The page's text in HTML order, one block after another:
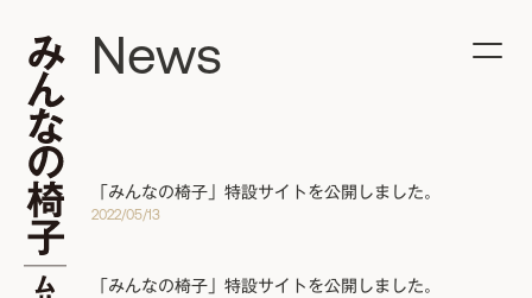
News
「みんなの椅子」特設サイトを公開しました。
2022/05/13
「みんなの椅子」特設サイトを公開しました。